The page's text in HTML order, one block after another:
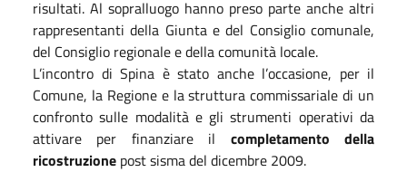
risultati. Al sopralluogo hanno preso parte anche altri
rappresentanti della Giunta e del Consiglio comunale,
del Consiglio regionale e della comunità locale.
L’incontro di Spina è stato anche l’occasione, per il
Comune, la Regione e la struttura commissariale di un
confronto sulle modalità e gli strumenti operativi da
attivare per finanziare il completamento della
ricostruzione post sisma del dicembre 2009.